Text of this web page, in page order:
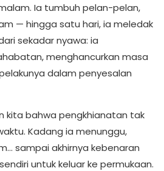
Ia tumbuh pelan-pelan,
— hingga satu hari, ia meledak
sekadar nyawa: ia
menghancurkan masa
dalam penyesalan
kita bahwa pengkhianatan tak
Kadang ia menunggu,
sampai akhirnya kebenaran
untuk keluar ke permukaan.